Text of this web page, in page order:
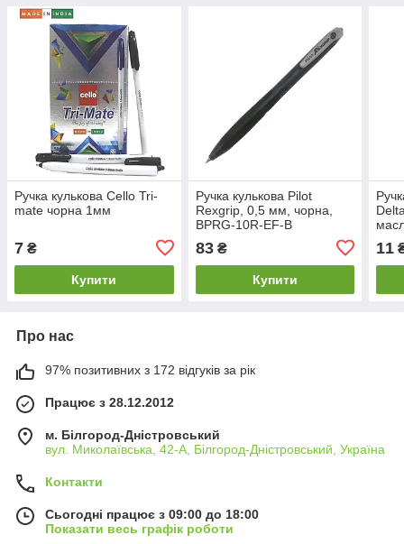
Ручка кулькова Cello Tri-
mate чорна 1мм
7 ₴
Купити
Ручка кулькова Pilot
Rexgrip, 0,5 мм, чорна,
BPRG-10R-EF-B
83₴
Купити
11
Про нас
97% позитивних з 172 відгуків за рік
Працює з 28.12.2012
м. Білгород-Дністровський
вул. Миколаївська, 42-А, Білгород-Дністровський, Україна
Контакти
Сьогодні працює з 09:00 до 18:00
Показати весь графік роботи